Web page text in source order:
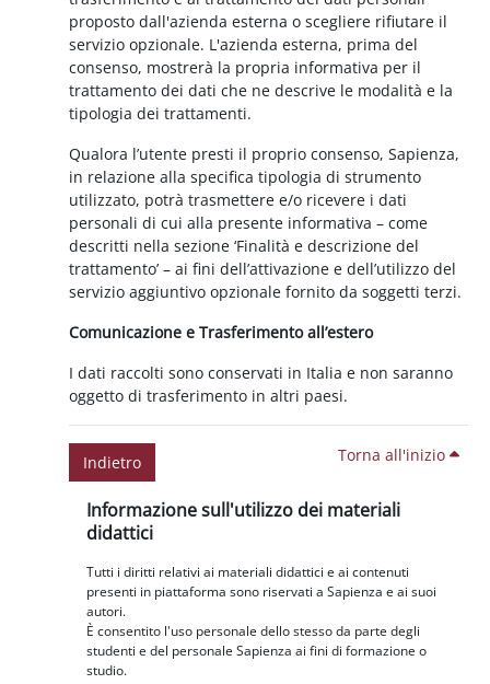
proposto dall'azienda esterna o scegliere rifiutare il
servizio opzionale. L'azienda esterna, prima del
consenso, mostrerà la propria informativa per il
trattamento dei dati che ne descrive le modalità e la
tipologia dei trattamenti.
Qualora l’utente presti il proprio consenso, Sapienza,
in relazione alla specifica tipologia di strumento
utilizzato, potrà trasmettere e/o ricevere i dati
personali di cui alla presente informativa – come
descritti nella sezione ‘Finalità e descrizione del
trattamento’ – ai fini dell’attivazione e dell’utilizzo del
servizio aggiuntivo opzionale fornito da soggetti terzi.
Comunicazione e Trasferimento all’estero
I dati raccolti sono conservati in Italia e non saranno
oggetto di trasferimento in altri paesi.
Indietro Torna all'inizio
Blocchi
Informazione sull'utilizzo dei materiali
didattici
Tutti i diritti relativi ai materiali didattici e ai contenuti
presenti in piattaforma sono riservati a Sapienza e ai suoi
autori.
È consentito l'uso personale dello stesso da parte degli
studenti e del personale Sapienza ai fini di formazione o
studio.